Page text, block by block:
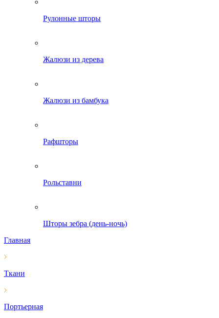
Рулонные шторы
Жалюзи из дерева
Жалюзи из бамбука
Рафшторы
Рольставни
Шторы зебра (день-ночь)
Главная
Ткани
Портьерная